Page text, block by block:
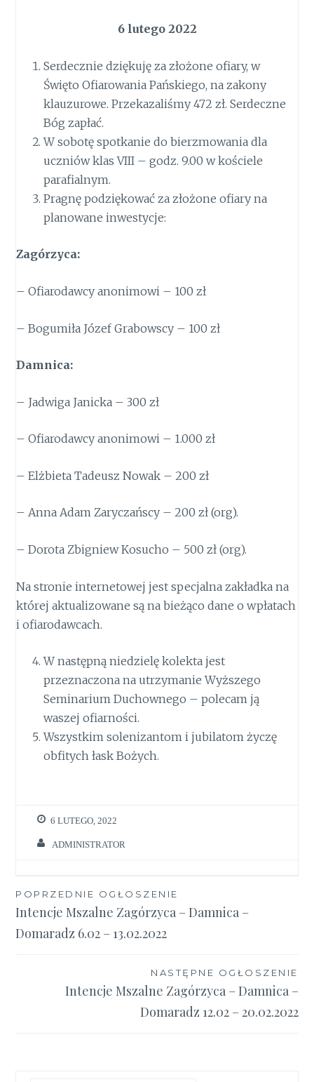
6 lutego 2022
Serdecznie dziękuję za złożone ofiary, w
Święto Ofiarowania Pańskiego, na zakony
klauzurowe. Przekazaliśmy 472 zł. Serdeczne
Bóg zapłać.
W sobotę spotkanie do bierzmowania dla
uczniów klas VIII – godz. 9.00 w kościele
parafialnym.
Pragnę podziękować za złożone ofiary na
planowane inwestycje:
Zagórzyca:
– Ofiarodawcy anonimowi – 100 zł
– Bogumiła Józef Grabowscy – 100 zł
Damnica:
– Jadwiga Janicka – 300 zł
– Ofiarodawcy anonimowi – 1.000 zł
– Elżbieta Tadeusz Nowak – 200 zł
– Anna Adam Zaryczańscy – 200 zł (org).
– Dorota Zbigniew Kosucho – 500 zł (org).
Na stronie internetowej jest specjalna zakładka na
której aktualizowane są na bieżąco dane o wpłatach
i ofiarodawcach.
W następną niedzielę kolekta jest
przeznaczona na utrzymanie Wyższego
Seminarium Duchownego – polecam ją
waszej ofiarności.
Wszystkim solenizantom i jubilatom życzę
obfitych łask Bożych.
6 LUTEGO, 2022
ADMINISTRATOR
Nawigacja
wpisu
POPRZEDNIE OGŁOSZENIE
Intencje Mszalne Zagórzyca – Damnica –
Domaradz 6.02 – 13.02.2022
NASTĘPNE OGŁOSZENIE
Intencje Mszalne Zagórzyca – Damnica –
Domaradz 12.02 – 20.02.2022